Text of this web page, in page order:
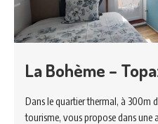
La Bohème –
Dans le quartier thermal, à 300m
tourisme, vous propose dans une